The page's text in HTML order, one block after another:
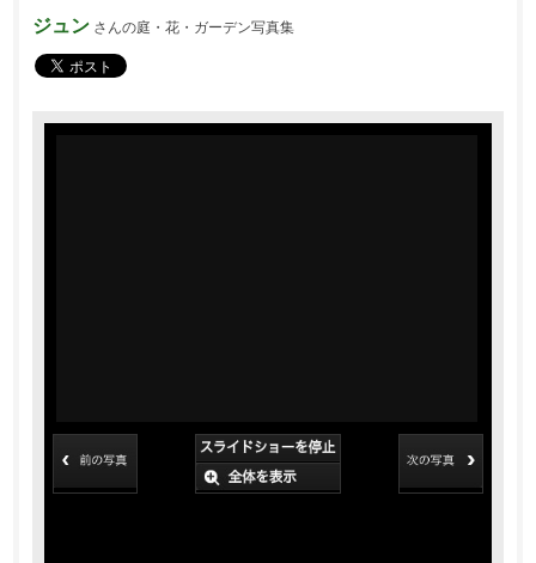
ジュンさんの庭・花・ガーデン写真集